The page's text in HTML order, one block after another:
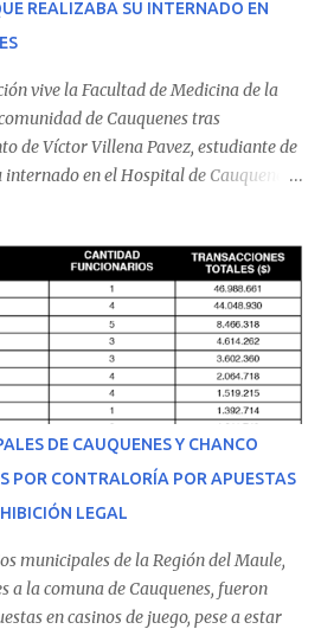
REALIZABA SU INTERNADO EN
vive la Facultad de Medicina de la
de Cauquenes tras
de Víctor Villena Pavez, estudiante de
en el Hospital de Cauquenes.
complejidad de su estado de salud, el
traslado de urgencia al Hospital
urgencia la ambulancia partió hacia
En medio del traslado, el
años, se agravó y pese a los esfuerzos
terminó falleciendo, sin alcanzar a
en el centro de destino. Apenas se
sus padres —residentes en
Cauquenes con la esperanza de una
alrededo...
DE CAUQUENES Y CHANCO
POR CONTRALORÍA POR APUESTAS
LEGAL
municipales de la Región del Maule,
a la comuna de Cauquenes, fueron
en casinos de juego, pese a estar